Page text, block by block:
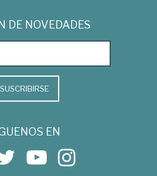
DE NOVEDADES
SUSCRIBIRSE
EN